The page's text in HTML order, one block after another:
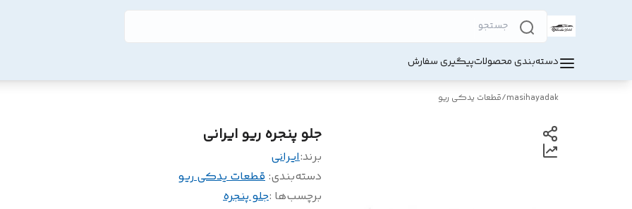
دسته‌بندی محصولاتپیگیری سفارش
masihayadak
/قطعات یدکی ریو
جلو پنجره ریو ایرانی
برند:ایرانی
دسته‌بندی: قطعات یدکی ریو
برچسب‌ها :جلو پنجره